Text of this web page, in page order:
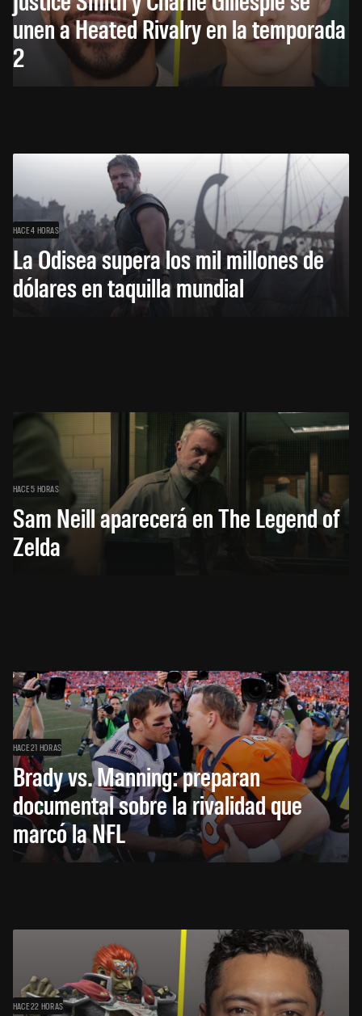
unen a Heated Rivalry en la temporada
2
HACE 4 HORAS
La Odisea supera los mil millones de
dólares en taquilla mundial
HACE 5 HORAS
Sam Neill aparecerá en The Legend of
Zelda
HACE 21 HORAS
Brady vs. Manning: preparan
documental sobre la rivalidad que
marcó la NFL
HACE 22 HORAS